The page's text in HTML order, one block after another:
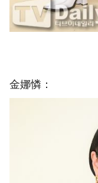
金娜憐：